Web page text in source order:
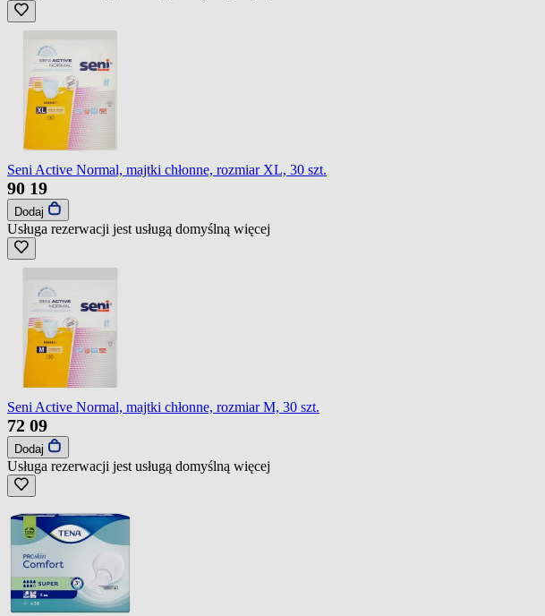
Seni Active Normal, majtki chłonne, rozmiar XL, 30 szt.
90 19
Dodaj
Usługa rezerwacji jest usługą domyślną więcej
Seni Active Normal, majtki chłonne, rozmiar M, 30 szt.
72 09
Dodaj
Usługa rezerwacji jest usługą domyślną więcej